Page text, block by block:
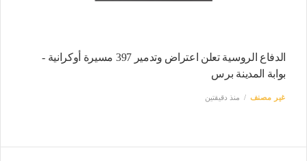
الدفاع الروسية تعلن اعتراض وتدمير 397 مسيرة أوكرانية -
بوابة المدينة برس
غير مصنف منذ دقيقتين